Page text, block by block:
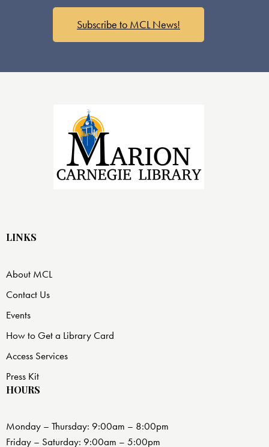
Subscribe to MCL News!
LINKS
About MCL
Contact Us
Events
How to Get a Library Card
Access Services
Press Kit
HOURS
Monday – Thursday: 9:00am – 8:00pm
Friday – Saturday: 9:00am – 5:00pm